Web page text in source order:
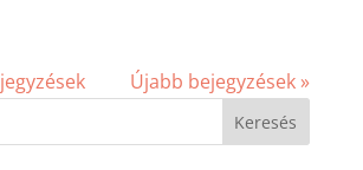
Újabb bejegyzések »